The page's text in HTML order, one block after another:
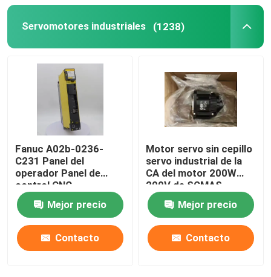
Servomotores industriales (1238)
Fanuc A02b-0236-
C231 Panel del
operador Panel de
control CNC
Servomotor industrial
Mejor precio
Contacto
Motor servo sin cepillo
servo industrial de la
CA del motor 200W
200V de SGMAS-
02A2A4C
Mejor precio
Contacto